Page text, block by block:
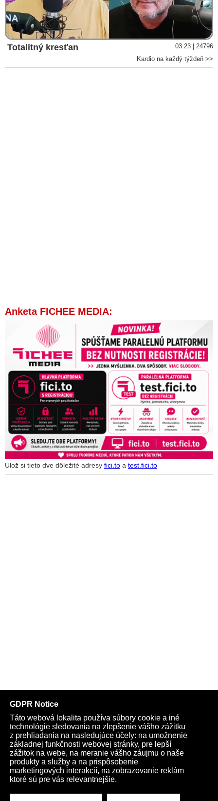
Video
Totalitný kresťan
03:23 | 24796
Kardio na každý týždeň >>
Anketa FICHEE MEDIA:
Ulož si tieto dve dôležité adresy fici.to a test.fici.to
Telegram Youtube Facebook
Archív
Obchod
TV Kardio Podporte nás
Všeobecné podmienky